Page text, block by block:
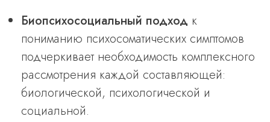
Биопсихосоциальный подход к
пониманию психосоматических симптомов
подчеркивает необходимость комплексного
рассмотрения каждой составляющей:
биологической, психологической и
социальной.